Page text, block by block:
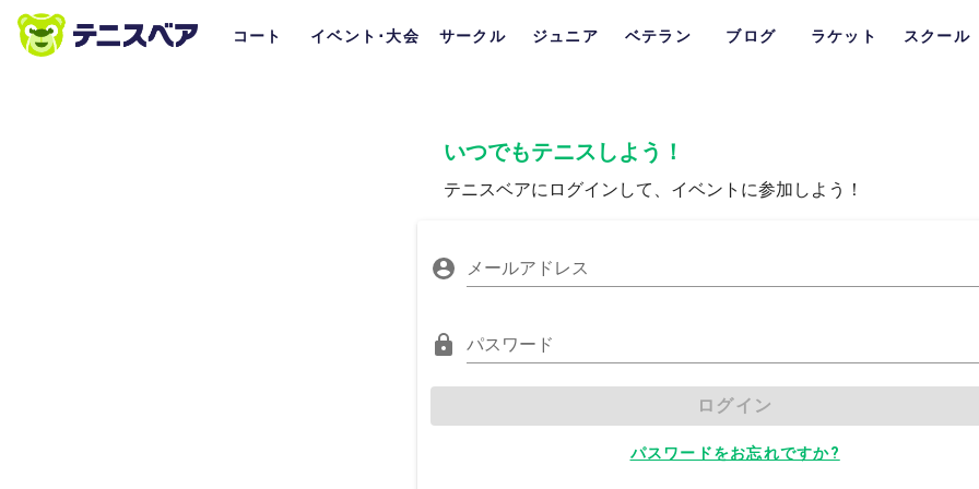
コート イベント･大会 サークル ジュニア ベテラン ブログ ラケット スクール
いつでもテニスしよう！
テニスベアにログインして、イベントに参加しよう！
メールアドレス
パスワード
ログイン
パスワードをお忘れですか?